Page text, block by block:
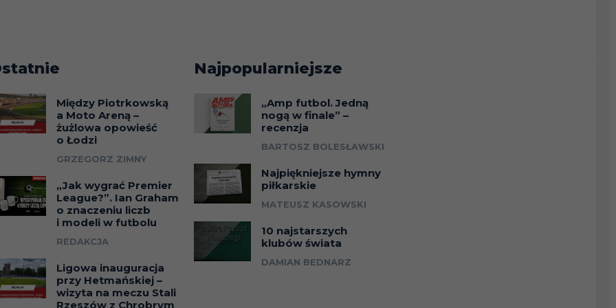
Między Piotrkowską
a Moto Areną –
żużlowa opowieść
o Łodzi
GRZEGORZ ZIMNY
„Jak wygrać Premier
League?”. Ian Graham
o znaczeniu liczb
i modeli w futbolu
REDAKCJA
Ligowa inauguracja
przy Hetmańskiej –
wizyta na meczu Stali
Rzeszów z Chrobrym
Najpopularniejsze
„Amp futbol. Jedną
nogą w finale” –
recenzja
BARTOSZ BOLESŁAWSKI
Najpiękniejsze hymny
piłkarskie
MATEUSZ KASOWSKI
10 najstarszych
klubów świata
DAMIAN BEDNARZ